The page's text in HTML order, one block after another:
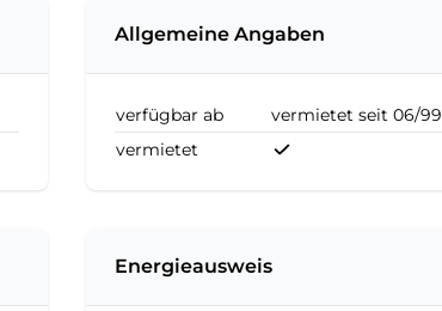
Allgemeine Angaben
verfügbar ab
vermietet seit 06/99
vermietet
Energieausweis